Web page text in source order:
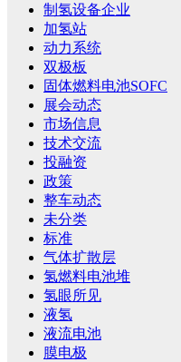
制氢设备企业
加氢站
动力系统
双极板
固体燃料电池SOFC
展会动态
市场信息
技术交流
投融资
政策
整车动态
未分类
标准
气体扩散层
氢燃料电池堆
氢眼所见
液氢
液流电池
膜电极